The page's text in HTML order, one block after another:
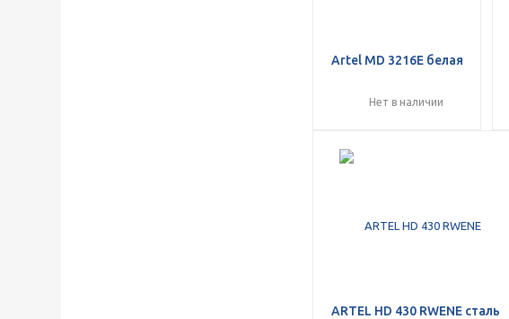
Artel MD 3216E белая
Нет в наличии
ARTEL HD 430 RWENE сталь